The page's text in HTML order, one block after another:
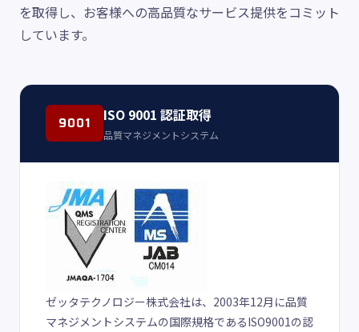
を取得し、お客様への高品質なサービス提供をコミット
しています。
9001 ISO 9001 認証取得
品質マネジメントシステム
ゼッタテクノロジー株式会社は、2003年12月に品質
マネジメントシステムの国際規格であるISO9001の認